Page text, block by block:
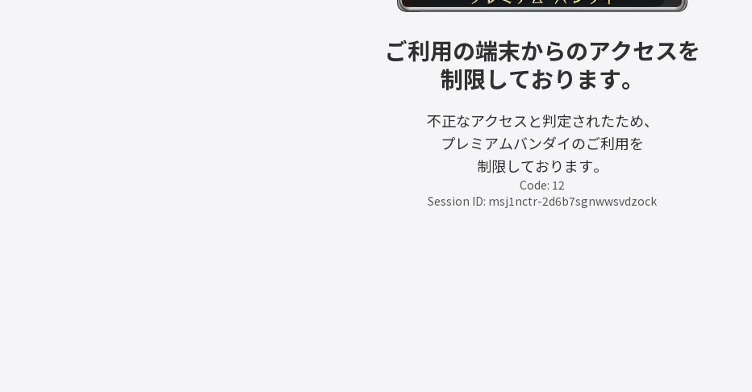
ご利用の端末からのアクセスを
制限しております。
不正なアクセスと判定されたため、
プレミアムバンダイのご利用を
制限しております。
Code: 12
Session ID: msj1nctr-2d6b7sgnwwsvdzock